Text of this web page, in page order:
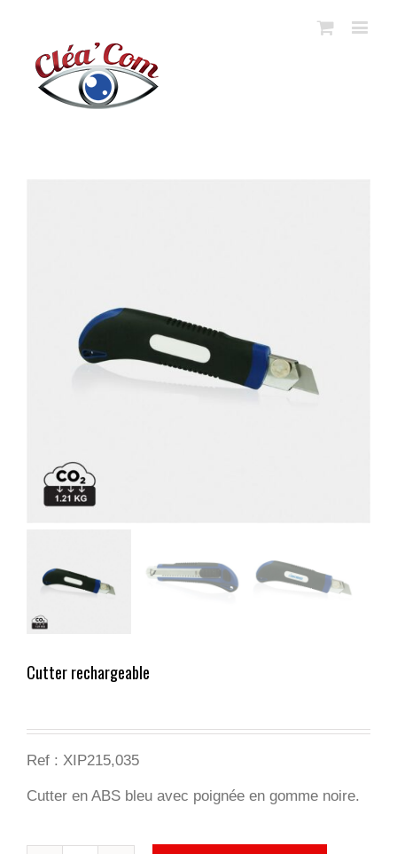
Cutter rechargeable
Ref : XIP215,035
Cutter en ABS bleu avec poignée en gomme noire.